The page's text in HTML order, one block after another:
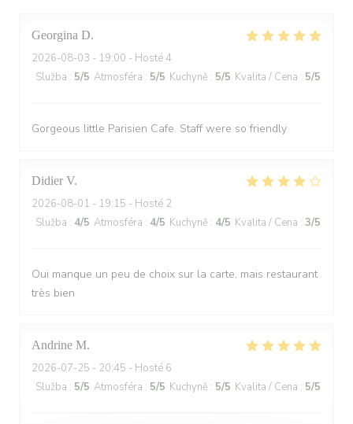
Georgina D
2026-08-03 - 19:00 - Hosté 4
Služba : 5/5 Atmosféra : 5/5 Kuchyně : 5/5 Kvalita / Cena : 5/5
Gorgeous little Parisien Cafe. Staff were so friendly
Didier V
2026-08-01 - 19:15 - Hosté 2
Služba : 4/5 Atmosféra : 4/5 Kuchyně : 4/5 Kvalita / Cena : 3/5
Oui manque un peu de choix sur la carte, mais restaurant
très bien
Andrine M
2026-07-25 - 20:45 - Hosté 6
Služba : 5/5 Atmosféra : 5/5 Kuchyně : 5/5 Kvalita / Cena : 5/5